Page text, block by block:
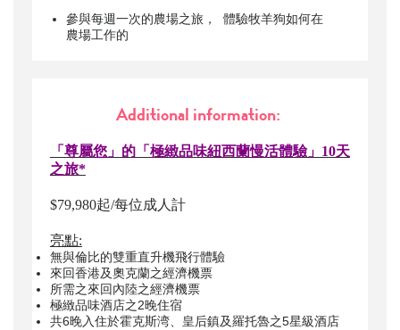
參與每週一次的農場之旅， 體驗牧羊狗如何在
農場工作的
Additional information:
「尊屬您」的「極緻品味紐西蘭慢活體驗」10天
之旅*
$79,980起/每位成人計
亮點:
無與倫比的雙重直升機飛行體驗
來回香港及奧克蘭之經濟機票
所需之來回內陸之經濟機票
極緻品味酒店之2晚住宿
共6晚入住於霍克斯湾、皇后鎮及羅托魯之5星級酒店